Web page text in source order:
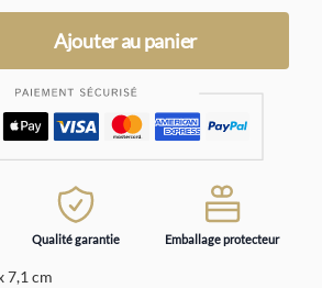
Ajouter au panier
Qualité garantie Emballage protecteur
7,1 cm